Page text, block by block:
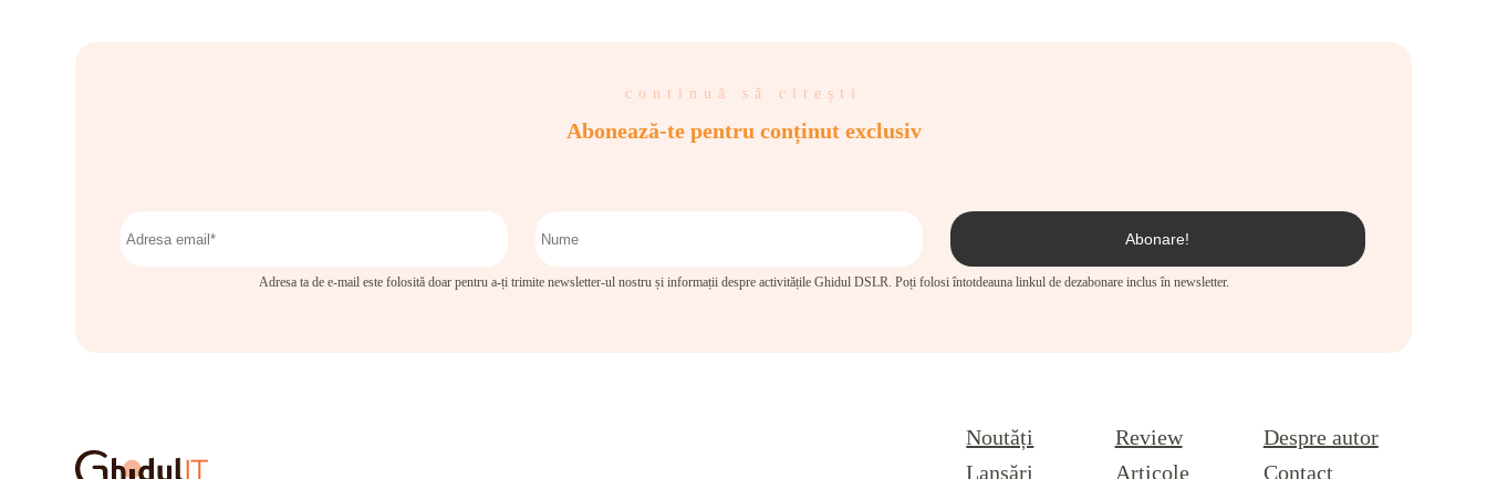
continuă să citești
Abonează-te pentru conținut exclusiv
Adresa ta de e-mail este folosită doar pentru a-ți trimite newsletter-ul nostru și informații despre activitățile Ghidul DSLR. Poți folosi întotdeauna linkul de dezabonare inclus în newsletter.
Noutăți
Lansări
Review
Articole
Despre autor
Contact